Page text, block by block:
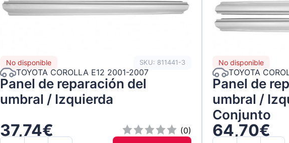
No disponible SKU: 811441-3
TOYOTA COROLLA E12 2001-2007
Panel de reparación del
umbral / Izquierda
37,74€
(0)
No disponible
TOYOTA
Panel de
umbral /
Conjunto
64,70€